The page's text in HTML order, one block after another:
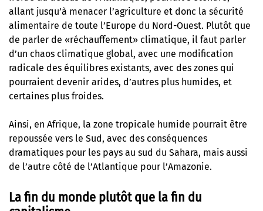
allant jusqu’à menacer l’agriculture et donc la sécurité
alimentaire de toute l’Europe du Nord-Ouest. Plutôt que
de parler de «réchauffement» climatique, il faut parler
d’un chaos climatique global, avec une modification
radicale des équilibres existants, avec des zones qui
pourraient devenir arides, d’autres plus humides, et
certaines plus froides.
Ainsi, en Afrique, la zone tropicale humide pourrait être
repoussée vers le Sud, avec des conséquences
dramatiques pour les pays au sud du Sahara, mais aussi
de l’autre côté de l’Atlantique pour l’Amazonie.
La fin du monde plutôt que la fin du